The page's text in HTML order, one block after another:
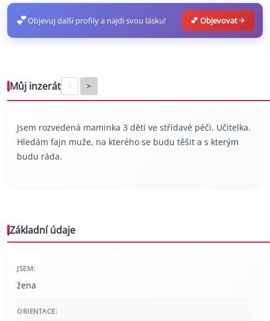
💕Objevuj další profily a najdi svou lásku! 💕 Objevovat
Můj inzerát < >
Jsem rozvedená maminka 3 dětí ve střídavé péči. Učitelka.
Hledám fajn muže, na kterého se budu těšit a s kterým
budu ráda.
Základní údaje
JSEM:
žena
ORIENTACE: